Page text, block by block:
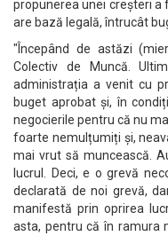
propunerea unei creșteri a
are bază legală, întrucât
"Începând de astăzi
Colectiv de Muncă.
administrația a venit cu
buget aprobat și, în
negocierile pentru că nu
foarte nemulțumiți și,
mai vrut să muncească.
lucrul. Deci, e o grevă
declarată de noi grevă,
manifestă prin oprirea
asta, pentru că în ramura